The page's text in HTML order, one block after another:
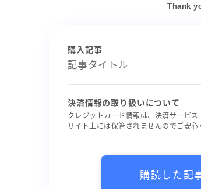
Thank
購入記事
記事タイトル
決済情報の取り扱いについて
クレジットカード情報は、決済サービ
サイト上には保管されませんのでご安心
購読した記